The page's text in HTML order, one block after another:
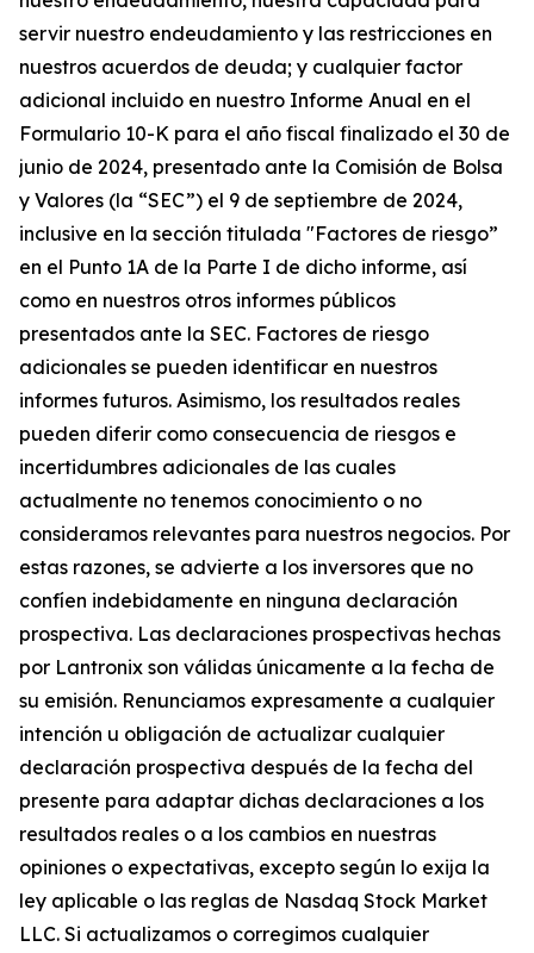
servir nuestro endeudamiento y las restricciones en
nuestros acuerdos de deuda; y cualquier factor
adicional incluido en nuestro Informe Anual en el
Formulario 10-K para el año fiscal finalizado el 30 de
junio de 2024, presentado ante la Comisión de Bolsa
y Valores (la “SEC”) el 9 de septiembre de 2024,
inclusive en la sección titulada "Factores de riesgo”
en el Punto 1A de la Parte I de dicho informe, así
como en nuestros otros informes públicos
presentados ante la SEC. Factores de riesgo
adicionales se pueden identificar en nuestros
informes futuros. Asimismo, los resultados reales
pueden diferir como consecuencia de riesgos e
incertidumbres adicionales de las cuales
actualmente no tenemos conocimiento o no
consideramos relevantes para nuestros negocios. Por
estas razones, se advierte a los inversores que no
confíen indebidamente en ninguna declaración
prospectiva. Las declaraciones prospectivas hechas
por Lantronix son válidas únicamente a la fecha de
su emisión. Renunciamos expresamente a cualquier
intención u obligación de actualizar cualquier
declaración prospectiva después de la fecha del
presente para adaptar dichas declaraciones a los
resultados reales o a los cambios en nuestras
opiniones o expectativas, excepto según lo exija la
ley aplicable o las reglas de Nasdaq Stock Market
LLC. Si actualizamos o corregimos cualquier